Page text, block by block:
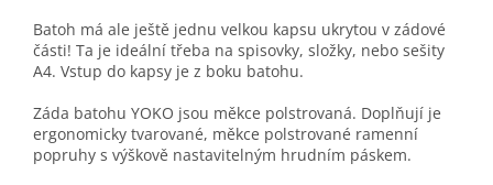
Batoh má ale ještě jednu velkou kapsu ukrytou v zádové
části! Ta je ideální třeba na spisovky, složky, nebo sešity
A4. Vstup do kapsy je z boku batohu.
Záda batohu YOKO jsou měkce polstrovaná. Doplňují je
ergonomicky tvarované, měkce polstrované ramenní
popruhy s výškově nastavitelným hrudním páskem.